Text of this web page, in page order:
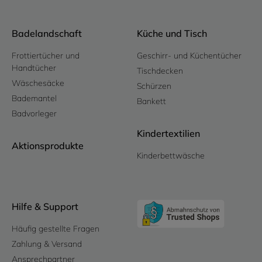
Badelandschaft
Frottiertücher und
Handtücher
Wäschesäcke
Bademantel
Badvorleger
Aktionsprodukte
Küche und Tisch
Geschirr- und Küchentücher
Tischdecken
Schürzen
Bankett
Kindertextilien
Kinderbettwäsche
Hilfe & Support
Häufig gestellte Fragen
Zahlung & Versand
Ansprechpartner